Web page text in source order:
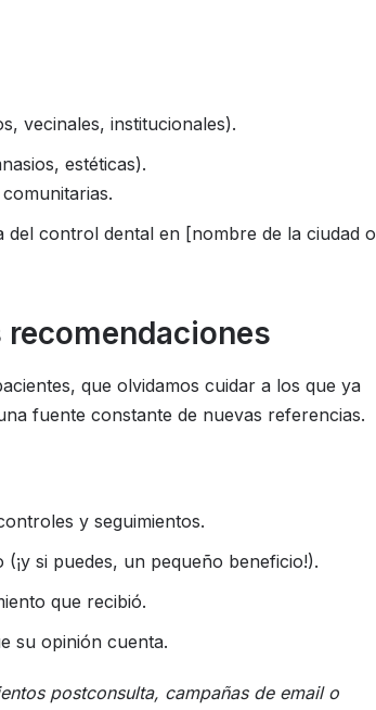
vecinales, institucionales).
estéticas).
del control dental en [nombre de la ciudad o
que olvidamos cuidar a los que ya
fuente constante de nuevas referencias.
y seguimientos.
si puedes, un pequeño beneficio!).
que recibió.
su opinión cuenta.
postconsulta, campañas de email o